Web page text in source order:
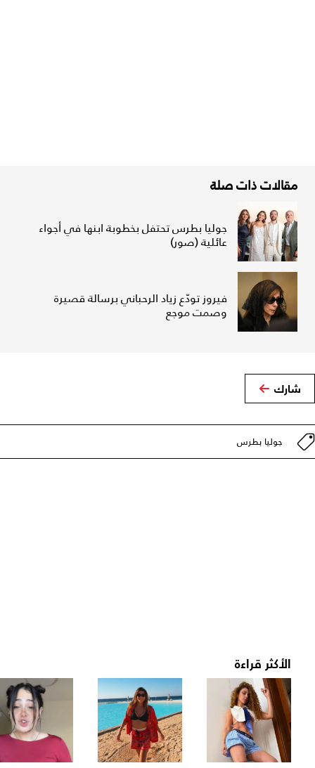
مقالات ذات صلة
جوليا بطرس تحتفل بخطوبة ابنها في أجواء
عائلية (صور)
فيروز تودّع زياد الرحباني برسالة قصيرة
وصمت موجع
شارك
جوليا بطرس
الأكثر قراءة